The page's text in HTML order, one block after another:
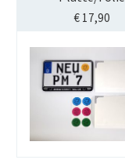
€ 17,90